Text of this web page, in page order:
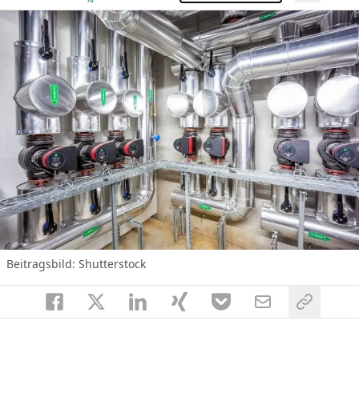
Beitragsbild: Shutterstock